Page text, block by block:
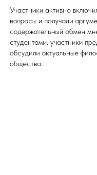
Участники активно
вопросы и получали
содержательный обмен
студентами: участники
обсудили актуальные
общества.